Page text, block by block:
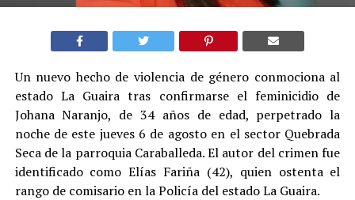
Un nuevo hecho de violencia de género conmociona al
estado La Guaira tras confirmarse el feminicidio de
Johana Naranjo, de 34 años de edad, perpetrado la
noche de este jueves 6 de agosto en el sector Quebrada
Seca de la parroquia Caraballeda. El autor del crimen fue
identificado como Elías Fariña (42), quien ostenta el
rango de comisario en la Policía del estado La Guaira.